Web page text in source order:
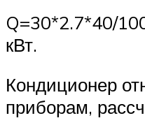
Q=30*2.7*40/
кВт.
Кондиционер
приборам,